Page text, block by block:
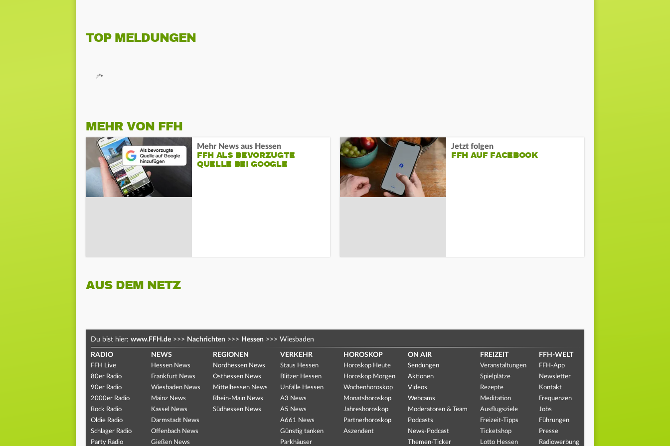
TOP MELDUNGEN
MEHR VON FFH
Mehr News aus Hessen
FFH ALS BEVORZUGTE
QUELLE BEI GOOGLE
Jetzt folgen
FFH AUF FACEBOOK
AUS DEM NETZ
Du bist hier: www.FFH.de >>> Nachrichten >>> Hessen >>> Wiesbaden
RADIO
FFH Live
80er Radio
90er Radio
2000er Radio
Rock Radio
Oldie Radio
Schlager Radio
Party Radio
NEWS
Hessen News
Frankfurt News
Wiesbaden News
Mainz News
Kassel News
Darmstadt News
Offenbach News
Gießen News
REGIONEN
Nordhessen News
Osthessen News
Mittelhessen News
Rhein-Main News
Südhessen News
VERKEHR
Staus Hessen
Blitzer Hessen
Unfälle Hessen
A3 News
A5 News
A661 News
Günstig tanken
Parkhäuser
HOROSKOP
Horoskop Heute
Horoskop Morgen
Wochenhoroskop
Monatshoroskop
Jahreshoroskop
Partnerhoroskop
Aszendent
ON AIR
Sendungen
Aktionen
Videos
Webcams
Moderatoren & Team
Podcasts
News-Podcast
Themen-Ticker
FREIZEIT
Veranstaltungen
Spielplätze
Rezepte
Meditation
Ausflugsziele
Freizeit-Tipps
Ticketshop
Lotto Hessen
FFH-WELT
FFH-App
Newsletter
Kontakt
Frequenzen
Jobs
Führungen
Presse
Radiowerbung